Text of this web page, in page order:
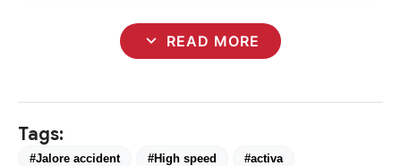
expand_more READ MORE
Tags:
#Jalore accident #High speed #activa